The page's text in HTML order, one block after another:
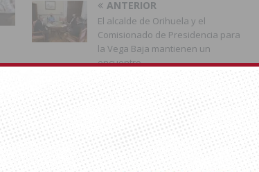
ANTERIOR
El alcalde de Orihuela y el
Comisionado de Presidencia para
la Vega Baja mantienen un
encuentro